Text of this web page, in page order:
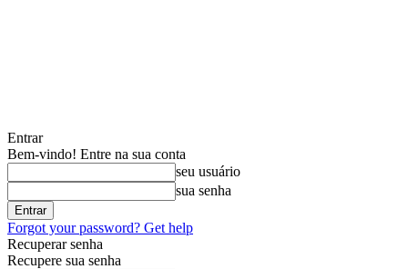
Entrar
Bem-vindo! Entre na sua conta
seu usuário
sua senha
Forgot your password? Get help
Recuperar senha
Recupere sua senha